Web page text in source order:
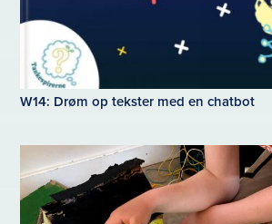
W14: Drøm op tekster med en chatbot